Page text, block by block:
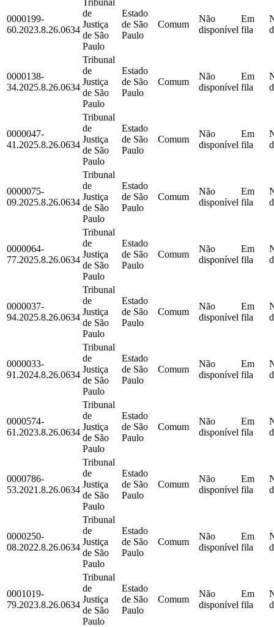
0000199-
60.2023.8.26.0634
de
Justiça
de São
Paulo
Estado
de São
Paulo
Comum
Não
disponível
Em
fila
0000138-
34.2025.8.26.0634
Tribunal
de
Justiça
de São
Paulo
Estado
de São
Paulo
Comum
Não
disponível
Em
fila
0000047-
41.2025.8.26.0634
Tribunal
de
Justiça
de São
Paulo
Estado
de São
Paulo
Comum
Não
disponível
Em
fila
0000075-
09.2025.8.26.0634
Tribunal
de
Justiça
de São
Paulo
Estado
de São
Paulo
Comum
Não
disponível
Em
fila
0000064-
77.2025.8.26.0634
Tribunal
de
Justiça
de São
Paulo
Estado
de São
Paulo
Comum
Não
disponível
Em
fila
0000037-
94.2025.8.26.0634
Tribunal
de
Justiça
de São
Paulo
Estado
de São
Paulo
Comum
Não
disponível
Em
fila
0000033-
91.2024.8.26.0634
Tribunal
de
Justiça
de São
Paulo
Estado
de São
Paulo
Comum
Não
disponível
Em
fila
0000574-
61.2023.8.26.0634
Tribunal
de
Justiça
de São
Paulo
Estado
de São
Paulo
Comum
Não
disponível
Em
fila
0000786-
53.2021.8.26.0634
Tribunal
de
Justiça
de São
Paulo
Estado
de São
Paulo
Comum
Não
disponível
Em
fila
0000250-
08.2022.8.26.0634
Tribunal
de
Justiça
de São
Paulo
Estado
de São
Paulo
Comum
Não
disponível
Em
fila
0001019-
79.2023.8.26.0634
Tribunal
de
Justiça
de São
Paulo
Estado
de São
Paulo
Comum
Não
disponível
Em
fila